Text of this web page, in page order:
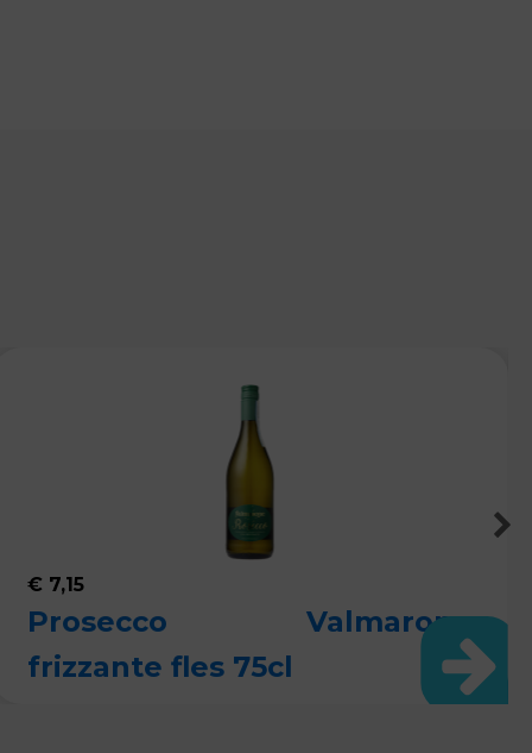
€ 7,15
Prosecco Valmarone
frizzante fles 75cl